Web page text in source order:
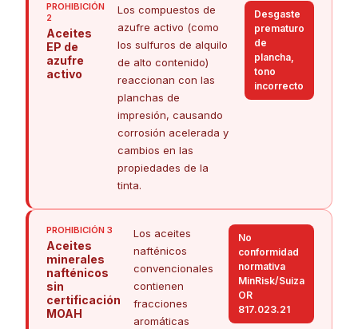
PROHIBICIÓN
2
Aceites
EP de
azufre
activo
Los compuestos de
azufre activo (como
los sulfuros de alquilo
de alto contenido)
reaccionan con las
planchas de
impresión, causando
corrosión acelerada y
cambios en las
propiedades de la
tinta.
Desgaste
prematuro
de
plancha,
tono
incorrecto
PROHIBICIÓN 3
Aceites
minerales
nafténicos
sin
certificación
MOAH
Los aceites
nafténicos
convencionales
contienen
fracciones
aromáticas
No
conformidad
normativa
MinRisk/Suiza
OR
817.023.21